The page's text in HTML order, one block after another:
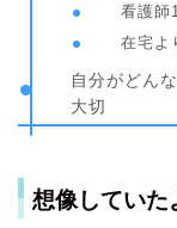
看護師
在宅よ
自分がどん
大切
想像していた